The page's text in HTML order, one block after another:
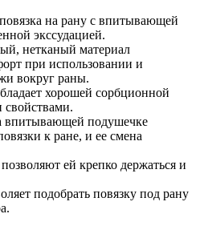
на рану с впитывающей
экссудацией.
нетканый материал
при использовании и
вокруг раны.
хорошей сорбционной
впитывающей подушечке
к ране, и ее смена
ей крепко держаться и
подобрать повязку под рану